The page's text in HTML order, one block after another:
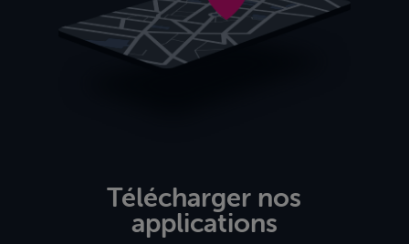
Télécharger nos
applications